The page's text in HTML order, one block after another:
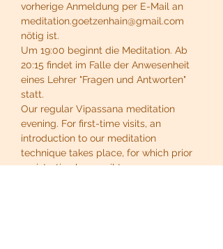
vorherige Anmeldung per E-Mail an
meditation.goetzenhain@gmail.com
nötig ist.
Um 19:00 beginnt die Meditation. Ab
20:15 findet im Falle der Anwesenheit
eines Lehrer "Fragen und Antworten"
statt.
Our regular Vipassana meditation
evening. For first-time visits, an
introduction to our meditation
technique takes place, for which prior
registration by email to